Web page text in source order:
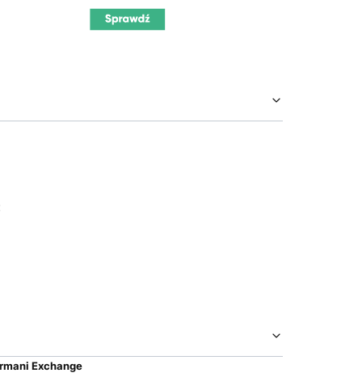
Exchange